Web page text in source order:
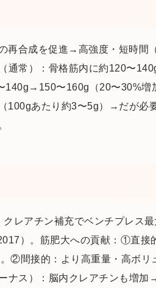
再合成を促進→高強度・短時間
通常）：骨格筋内に約120〜
140g→150〜160g（20〜30%
100gあたり約3〜5g）→だが必
レアチン補充でベンチプレス最
）。筋肥大への貢献：①直接
②間接的：より高重量・高ボリ
ス）：脳内クレアチンも増加